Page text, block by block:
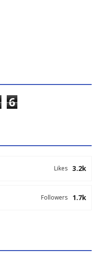
6
3.2k
Likes
1.7k
Followers